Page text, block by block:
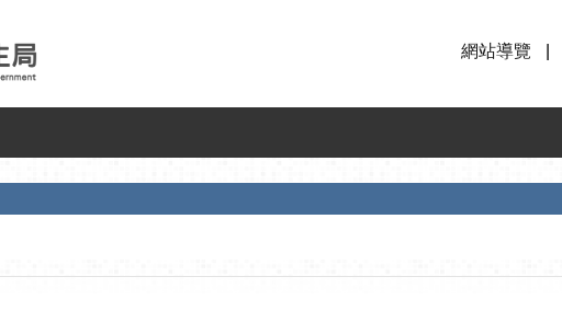
網站導覽